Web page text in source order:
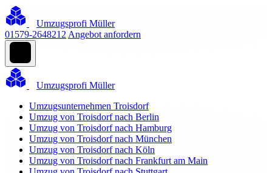
Umzugsprofi Müller
01579-2648212 Angebot anfordern
Umzugsprofi Müller
Umzugsunternehmen Troisdorf
Umzug von Troisdorf nach Berlin
Umzug von Troisdorf nach Hamburg
Umzug von Troisdorf nach München
Umzug von Troisdorf nach Köln
Umzug von Troisdorf nach Frankfurt am Main